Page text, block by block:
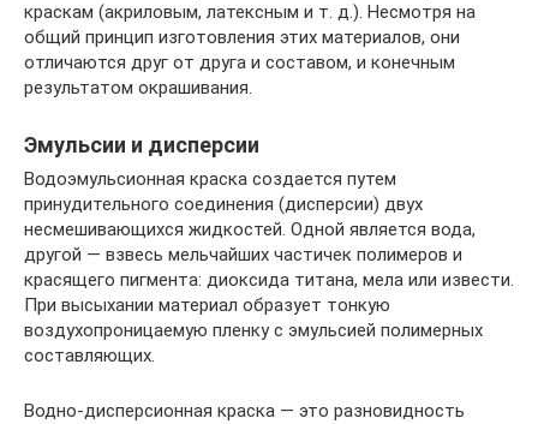
краскам (акриловым, латексным и т. д.). Несмотря на
общий принцип изготовления этих материалов, они
отличаются друг от друга и составом, и конечным
результатом окрашивания.
Эмульсии и дисперсии
Водоэмульсионная краска создается путем
принудительного соединения (дисперсии) двух
несмешивающихся жидкостей. Одной является вода,
другой — взвесь мельчайших частичек полимеров и
красящего пигмента: диоксида титана, мела или извести.
При высыхании материал образует тонкую
воздухопроницаемую пленку с эмульсией полимерных
составляющих.
Водно-дисперсионная краска — это разновидность